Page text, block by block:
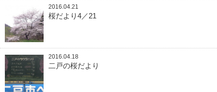
2016.04.21
桜だより4／21
2016.04.18
二戸の桜だより